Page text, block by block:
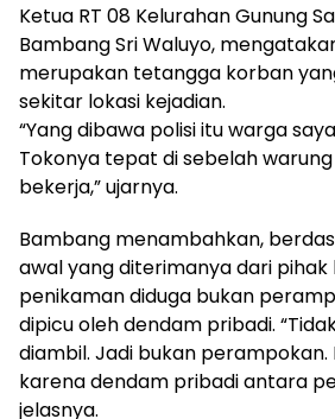
Ketua RT 08 Kelurahan Gunung
Bambang Sri Waluyo,
merupakan tetangga korban
sekitar lokasi kejadian.
“Yang dibawa polisi itu warga
Tokonya tepat di sebelah
bekerja,” ujarnya.
Bambang menambahkan,
awal yang diterimanya dari pihak
penikaman diduga bukan
dipicu oleh dendam pribadi.
diambil. Jadi bukan
karena dendam pribadi antara
jelasnya.